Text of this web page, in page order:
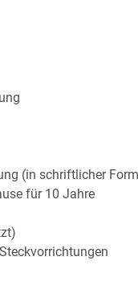
(in schriftlicher
für 10 Jahre